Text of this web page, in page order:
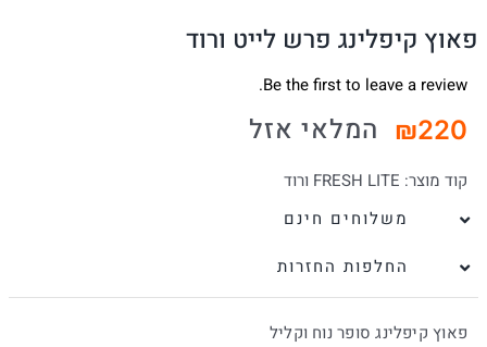
פאוץ קיפלינג פרש לייט ורוד
Be the first to leave a review.
₪220 המלאי אזל
קוד מוצר: FRESH LITE ורוד
משלוחים חינם
החלפות החזרות
פאוץ קיפלינג סופר נוח וקליל